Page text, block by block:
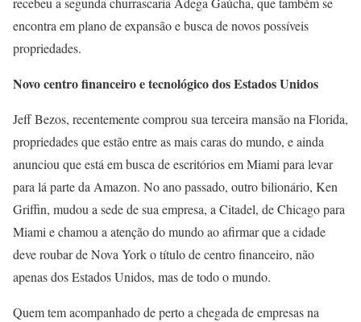
encontra em plano de expansão e busca de novos possíveis
propriedades.
Novo centro financeiro e tecnológico dos Estados Unidos
Jeff Bezos, recentemente comprou sua terceira mansão na Florida,
propriedades que estão entre as mais caras do mundo, e ainda
anunciou que está em busca de escritórios em Miami para levar
para lá parte da Amazon. No ano passado, outro bilionário, Ken
Griffin, mudou a sede de sua empresa, a Citadel, de Chicago para
Miami e chamou a atenção do mundo ao afirmar que a cidade
deve roubar de Nova York o título de centro financeiro, não
apenas dos Estados Unidos, mas de todo o mundo.
Quem tem acompanhado de perto a chegada de empresas na